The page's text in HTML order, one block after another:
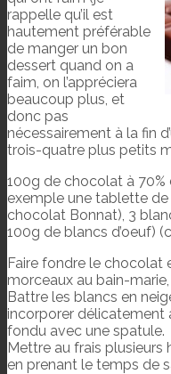
rappelle qu’il est
hautement préférable
de manger un bon
dessert quand on a
faim, on l’appréciera
beaucoup plus, et
donc pas
nécessairement à la fin
trois-quatre plus petits
100g de chocolat à 70%
exemple une tablette de
chocolat Bonnat), 3
100g de blancs d’oeuf)
Faire fondre le chocolat
morceaux au bain-marie,
Battre les blancs en
incorporer délicatement
fondu avec une spatule.
Mettre au frais plusieurs
en prenant le temps de